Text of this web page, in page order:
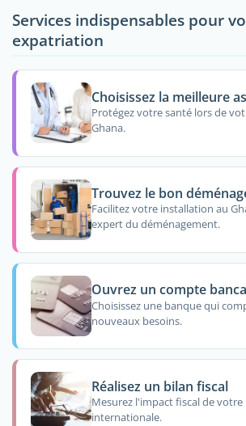
Services indispensables pour
expatriation
Choisissez la meilleure
Protégez votre santé lors de
Ghana.
Trouvez le bon
Facilitez votre installation au
expert du déménagement.
Ouvrez un compte
Choisissez une banque qui
nouveaux besoins.
Réalisez un bilan fiscal
Mesurez l'impact fiscal de
internationale.